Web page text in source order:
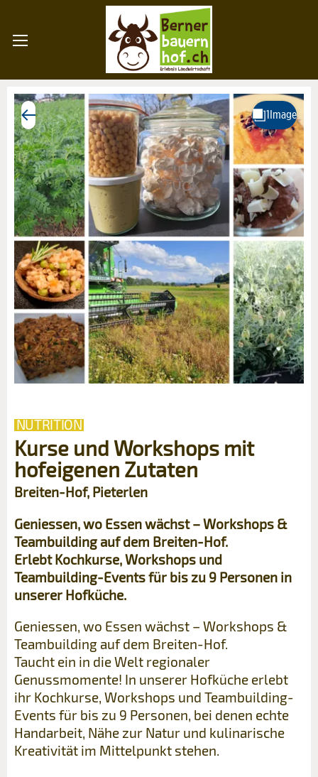
NUTRITION
Kurse und Workshops mit
hofeigenen Zutaten
Breiten-Hof, Pieterlen
Geniessen, wo Essen wächst – Workshops &
Teambuilding auf dem Breiten-Hof.
Erlebt Kochkurse, Workshops und
Teambuilding-Events für bis zu 9 Personen in
unserer Hofküche.
Geniessen, wo Essen wächst – Workshops &
Teambuilding auf dem Breiten-Hof.
Taucht ein in die Welt regionaler
Genussmomente! In unserer Hofküche erlebt
ihr Kochkurse, Workshops und Teambuilding-
Events für bis zu 9 Personen, bei denen echte
Handarbeit, Nähe zur Natur und kulinarische
Kreativität im Mittelpunkt stehen.